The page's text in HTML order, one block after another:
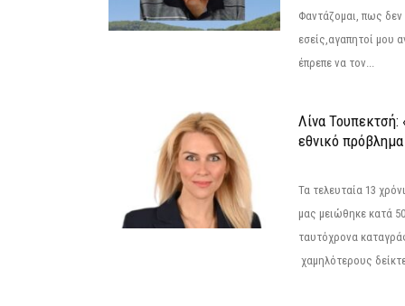
Φαντάζομαι, πως δεν
εσείς,αγαπητοί μου
έπρεπε να τον...
Λίνα Τουπεκτσή:
εθνικό πρόβλημα
Τα τελευταία 13
μας μειώθηκε κατά
ταυτόχρονα
χαμηλότερους